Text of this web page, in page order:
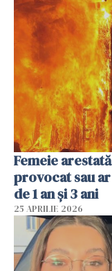
Femeie
provocat sau
de 1 an și 3 ani
25 APRILIE 2026